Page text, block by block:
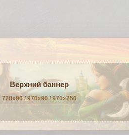
Верхний баннер
728x90 / 970x90 / 970x250